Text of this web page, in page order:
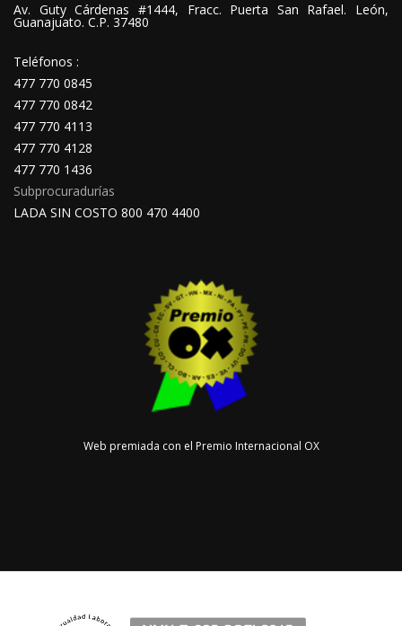
Av. Guty Cárdenas #1444, Fracc. Puerta San Rafael. León,
Guanajuato. C.P. 37480
Teléfonos :
477 770 0845
477 770 0842
477 770 4113
477 770 4128
477 770 1436
Subprocuradurías
LADA SIN COSTO 800 470 4400
Web premiada con el Premio Internacional OX